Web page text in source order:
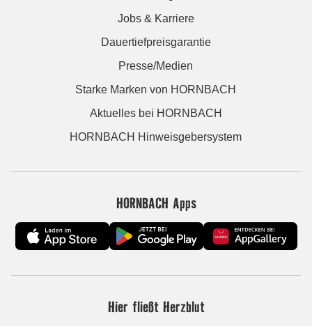
Jobs & Karriere
Dauertiefpreisgarantie
Presse/Medien
Starke Marken von HORNBACH
Aktuelles bei HORNBACH
HORNBACH Hinweisgebersystem
HORNBACH Apps
Hier fließt Herzblut